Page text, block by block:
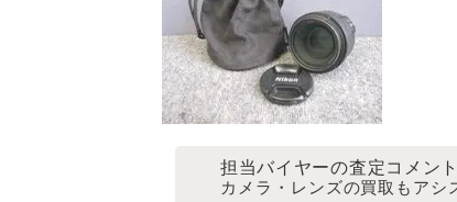
担当バイヤーの査定コメント
カメラ・レンズの買取もアシ